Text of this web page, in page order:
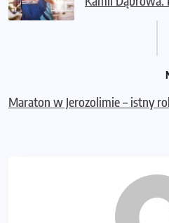
Maraton w Jerozolimie – istny